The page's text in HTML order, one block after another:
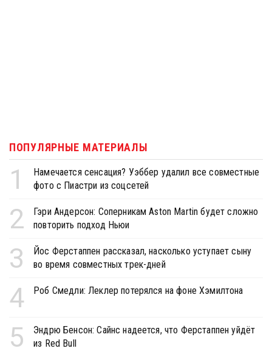
ПОПУЛЯРНЫЕ МАТЕРИАЛЫ
1
Намечается сенсация? Уэббер удалил все совместные
фото с Пиастри из соцсетей
2
Гэри Андерсон: Соперникам Aston Martin будет сложно
повторить подход Ньюи
3
Йос Ферстаппен рассказал, насколько уступает сыну
во время совместных трек-дней
4 Роб Смедли: Леклер потерялся на фоне Хэмилтона
5
Эндрю Бенсон: Сайнс надеется, что Ферстаппен уйдёт
из Red Bull